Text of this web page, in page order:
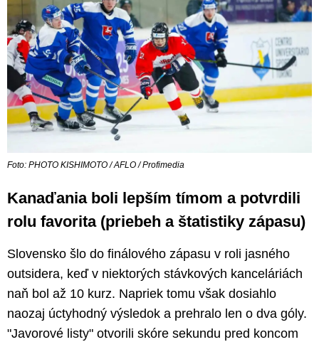
Foto: PHOTO KISHIMOTO / AFLO / Profimedia
Kanaďania boli lepším tímom a potvrdili
rolu favorita (priebeh a štatistiky zápasu)
Slovensko šlo do finálového zápasu v roli jasného
outsidera, keď v niektorých stávkových kanceláriách
naň bol až 10 kurz. Napriek tomu však dosiahlo
naozaj úctyhodný výsledok a prehralo len o dva góly.
"Javorové listy" otvorili skóre sekundu pred koncom